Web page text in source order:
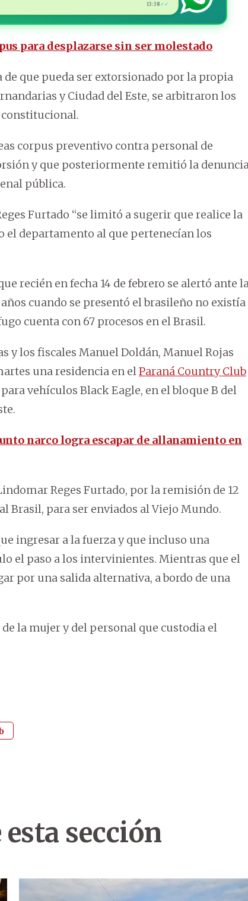
13:38 ✓✓
para desplazarse sin ser molestado
que pueda ser extorsionado por la propia
y Ciudad del Este, se arbitraron los
corpus preventivo contra personal de
y que posteriormente remitió la
pública.
Furtado “se limitó a sugerir que realice la
el departamento al que pertenecían los
recién en fecha 14 de febrero se alertó ante
cuando se presentó el brasileño no existía
cuenta con 67 procesos en el Brasil.
y los fiscales Manuel Doldán, Manuel Rojas
una residencia en elParaná Country Club
vehículos Black Eagle, en el bloque B del
narco logra escapar de allanamiento en
Reges Furtado, por la remisión de 12
Brasil, para ser enviados al Viejo Mundo.
ingresar a la fuerza y que incluso una
el paso a los intervinientes. Mientras que el
por una salida alternativa, a bordo de una
la mujer y del personal que custodia el
sección